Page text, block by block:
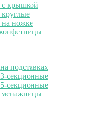
крышкой
ножке
подставках
секционные
секционные
менажницы